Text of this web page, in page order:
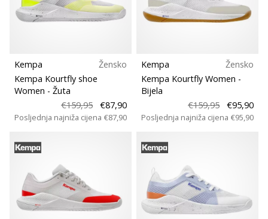
Pronađite
savršen
odbojku!
Pogledajte
naš
i
odaberite
obuću,
odjeću
opremu
najboljih
marki
Veličina
Kolekcija
Udobnost i amortizacija
Kroj
Karakteristike
Model
Kempa
Žensko
Kempa Kourtfly shoe
Women - Žuta
€159,95
€87,90
Posljednja najniža cijena €87,90
Kempa
Žensko
Kempa Kourtfly Women -
Bijela
€159,95
€95,90
Posljednja najniža cijena €95,90